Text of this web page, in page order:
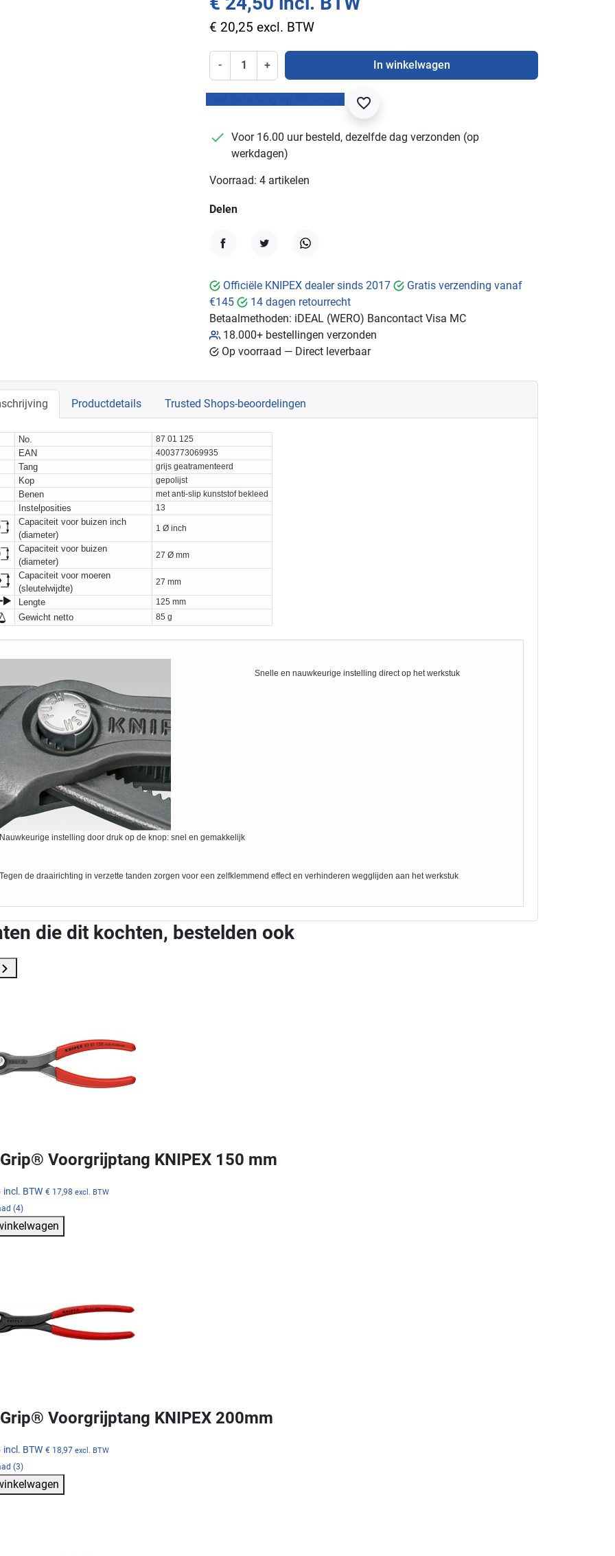
€ 20,25 excl. BTW
- + In winkelwagen
favorite_border
checkmark
Voor 16.00 uur besteld, dezelfde dag verzonden (op
werkdagen)
Voorraad: 4 artikelen
Delen
Officiële KNIPEX dealer sinds 2017
Gratis verzending vanaf
€145
14 dagen retourrecht
Betaalmethoden: iDEAL (WERO) Bancontact Visa MC
18.000+ bestellingen verzonden
Op voorraad — Direct leverbaar
Productdetails Trusted Shops-beoordelingen
No. 87 01 125
EAN 4003773069935
Tang grijs geatramenteerd
Kop gepolijst
Benen met anti-slip kunststof bekleed
Instelposities 13
Capaciteit voor buizen inch
(diameter)
1 Ø inch
Capaciteit voor buizen
(diameter)
27 Ø mm
Capaciteit voor moeren
(sleutelwijdte)
27 mm
Lengte 125 mm
Gewicht netto 85 g
instelling door druk op de knop: snel en gemakkelijk
Snelle en nauwkeurige instelling direct op het werkstuk
de draairichting in verzette tanden zorgen voor een zelfklemmend effect en verhinderen wegglijden aan het werkstuk
die dit kochten, bestelden ook
Voorgrijptang KNIPEX 150 mm
incl. BTW € 17,98 excl. BTW
(4)
Voorgrijptang KNIPEX 200mm
incl. BTW € 18,97 excl. BTW
(3)